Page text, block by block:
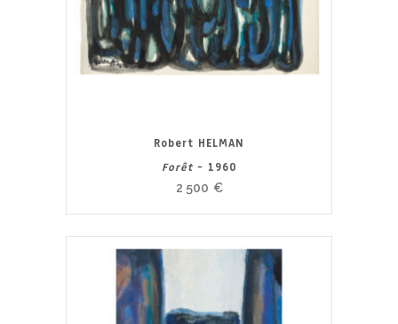
Robert HELMAN
Forêt- 1960
2 500 €